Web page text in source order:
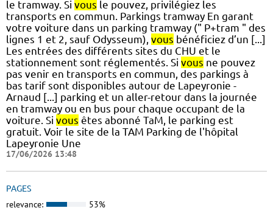
le tramway. Si vous le pouvez, privilégiez les
transports en commun. Parkings tramway En garant
votre voiture dans un parking tramway (" P+tram " des
lignes 1 et 2, sauf Odysseum), vous bénéficiez d’un [...]
Les entrées des différents sites du CHU et le
stationnement sont réglementés. Si vous ne pouvez
pas venir en transports en commun, des parkings à
bas tarif sont disponibles autour de Lapeyronie -
Arnaud [...] parking et un aller-retour dans la journée
en tramway ou en bus pour chaque occupant de la
voiture. Si vous êtes abonné TaM, le parking est
gratuit. Voir le site de la TAM Parking de l'hôpital
Lapeyronie Une
17/06/2026 13:48
PAGES
relevance: 53%